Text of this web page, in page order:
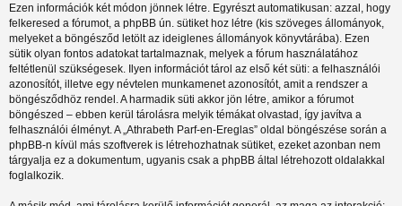
Ezen információk két módon jönnek létre. Egyrészt automatikusan: azzal, hogy
felkeresed a fórumot, a phpBB ún. sütiket hoz létre (kis szöveges állományok,
melyeket a böngésződ letölt az ideiglenes állományok könyvtárába). Ezen
sütik olyan fontos adatokat tartalmaznak, melyek a fórum használatához
feltétlenül szükségesek. Ilyen információt tárol az első két süti: a felhasználói
azonosítót, illetve egy névtelen munkamenet azonosítót, amit a rendszer a
böngésződhöz rendel. A harmadik süti akkor jön létre, amikor a fórumot
böngészed – ebben kerül tárolásra melyik témákat olvastad, így javítva a
felhasználói élményt. A „Athrabeth Parf-en-Ereglas” oldal böngészése során a
phpBB-n kívül más szoftverek is létrehozhatnak sütiket, ezeket azonban nem
tárgyalja ez a dokumentum, ugyanis csak a phpBB által létrehozott oldalakkal
foglalkozik.